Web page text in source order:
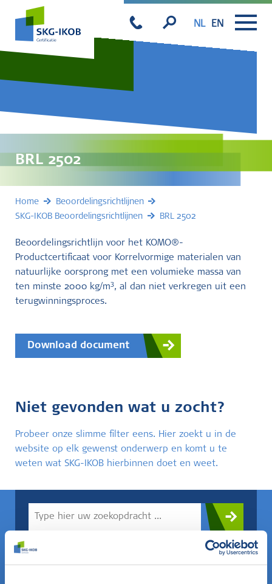
NL EN
BRL 2502
Home
Beoordelingsrichtlijnen
SKG-IKOB Beoordelingsrichtlijnen
BRL 2502
Beoordelingsrichtlijn voor het KOMO®-
Productcertificaat voor Korrelvormige materialen van
natuurlijke oorsprong met een volumieke massa van
ten minste 2000 kg/m3, al dan niet verkregen uit een
terugwinningsproces.
Download document
Niet gevonden wat u zocht?
Probeer onze slimme filter eens. Hier zoekt u in de
website op elk gewenst onderwerp en komt u te
weten wat SKG-IKOB hierbinnen doet en weet.
OF